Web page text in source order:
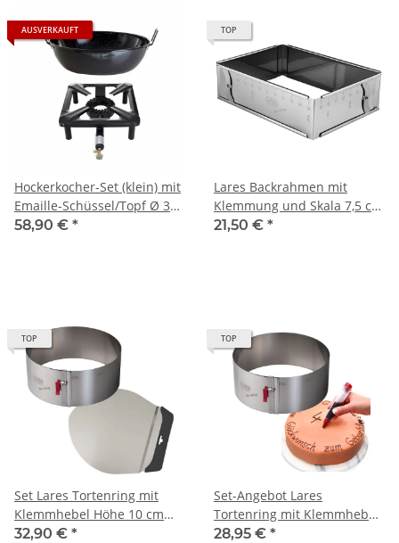
AUSVERKAUFT
Hockerkocher-Set (klein) mit
Emaille-Schüssel/Topf Ø 30
cm ohne Zündsicherung
58,90 € *
TOP
Lares Backrahmen mit
Klemmung und Skala 7,5 cm
hoch stufenlos verstellbar -
21,50 € *
TOP
Set Lares Tortenring mit
Klemmhebel Höhe 10 cm
und Tortenretter
32,90 € *
TOP
Set-Angebot Lares
Tortenring mit Klemmhebel
Ø 17 - 30 cm Höhe 10 cm +
28,95 € *